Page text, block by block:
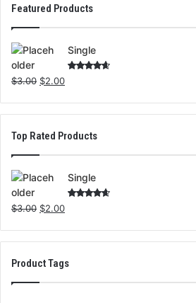
Featured Products
Single
$3.00 $2.00
Top Rated Products
Single
$3.00 $2.00
Product Tags